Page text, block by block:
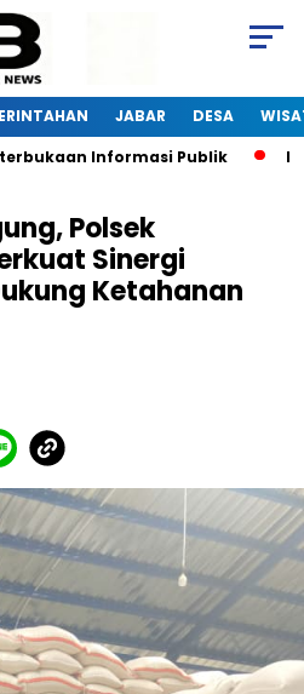
JABAR DESA
Informasi Publik
Polsek
Sinergi
Ketahanan